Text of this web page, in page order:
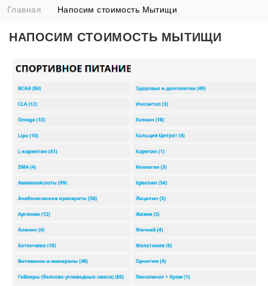
Главная Напосим стоимость Мытищи
НАПОСИМ СТОИМОСТЬ МЫТИЩИ